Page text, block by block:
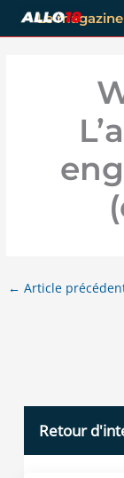
Aller
au
Le
← Article
Retour